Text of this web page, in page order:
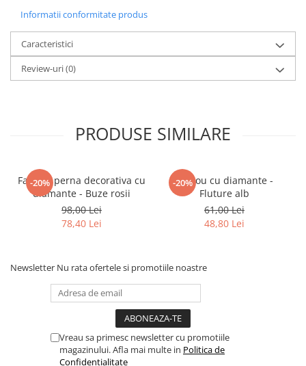
Informatii conformitate produs
Caracteristici
Review-uri(0)
PRODUSE SIMILARE
-20%
Fata de perna decorativa cu
diamante - Buze rosii
98,00 Lei
78,40 Lei
-20%
Tablou cu diamante -
Fluture alb
61,00 Lei
48,80 Lei
Newsletter Nu rata ofertele si promotiile noastre
Vreau sa primesc newsletter cu promotiile
magazinului. Afla mai multe in Politica de
Confidentialitate